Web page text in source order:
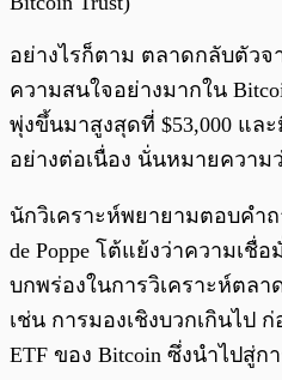
อย่างไรก็ตาม ตลาดกลับตัวจ
ความสนใจอย่างมากใน
พุ่งขึ้นมาสูงสุดที่ $53,000 แล
อย่างต่อเนื่อง นั่นหมายความ
นักวิเคราะห์พยายามตอบคำ
de Poppe โต้แย้งว่าความเชื่
บกพร่องในการวิเคราะห์ตล
เช่น การมองเชิงบวกเกินไป
ETF ของ Bitcoin ซึ่งนำไปสู่ก